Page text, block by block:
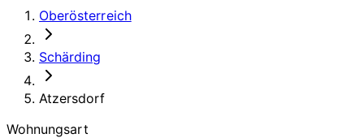
Oberösterreich
Schärding
Atzersdorf
Wohnungsart